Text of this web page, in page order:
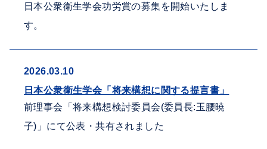
日本公衆衛生学会功労賞の募集を開始いたしま
す。
2026.03.10
日本公衆衛生学会「将来構想に関する提言書」
前理事会「将来構想検討委員会(委員長:玉腰暁
子)」にて公表・共有されました